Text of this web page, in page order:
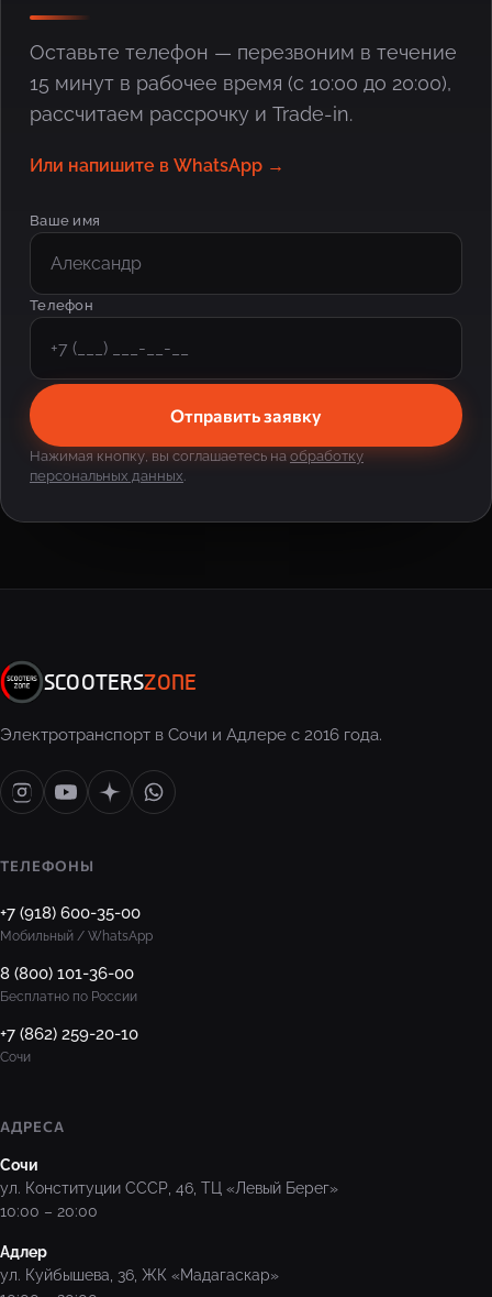
Оставьте телефон — перезвоним в течение
15 минут в рабочее время (с 10:00 до 20:00),
рассчитаем рассрочку и Trade-in.
Или напишите в WhatsApp →
Ваше имя
Телефон
Отправить заявку
Нажимая кнопку, вы соглашаетесь наобработку
персональных данных
SCOOTERSZONE
Электротранспорт в Сочи и Адлере с 2016 года.
ТЕЛЕФОНЫ
+7 (918) 600-35-00
Мобильный / WhatsApp
8 (800) 101-36-00
Бесплатно по России
+7 (862) 259-20-10
Сочи
АДРЕСА
Сочи
ул. Конституции СССР, 46, ТЦ «Левый Берег»
10:00 – 20:00
Адлер
ул. Куйбышева, 36, ЖК «Мадагаскар»